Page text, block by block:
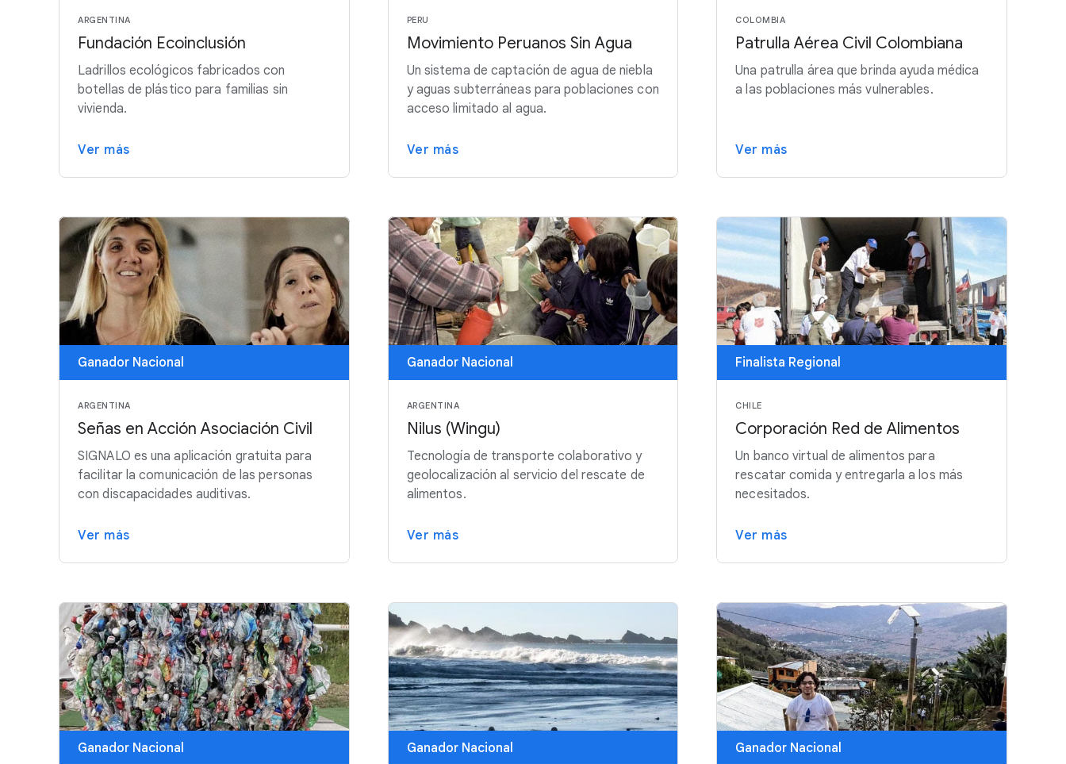
ARGENTINA
Fundación Ecoinclusión
Ladrillos ecológicos fabricados con
botellas de plástico para familias sin
vivienda.
Ver más
PERU
Movimiento Peruanos Sin Agua
Un sistema de captación de agua de niebla
y aguas subterráneas para poblaciones con
acceso limitado al agua.
Ver más
COLOMBIA
Patrulla Aérea Civil Colombiana
Una patrulla área que brinda ayuda médica
a las poblaciones más vulnerables.
Ver más
Ganador Nacional
ARGENTINA
Señas en Acción Asociación Civil
SIGNALO es una aplicación gratuita para
facilitar la comunicación de las personas
con discapacidades auditivas.
Ver más
Ganador Nacional
ARGENTINA
Nilus (Wingu)
Tecnología de transporte colaborativo y
geolocalización al servicio del rescate de
alimentos.
Ver más
Finalista Regional
CHILE
Corporación Red de Alimentos
Un banco virtual de alimentos para
rescatar comida y entregarla a los más
necesitados.
Ver más
Ganador Nacional Ganador Nacional Ganador Nacional